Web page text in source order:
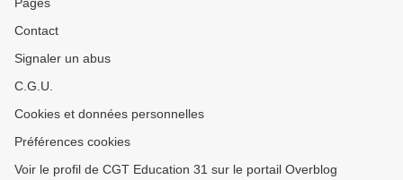
Contact
Signaler un abus
C.G.U.
Cookies et données personnelles
Préférences cookies
Voir le profil de CGT Education 31 sur le portail Overblog